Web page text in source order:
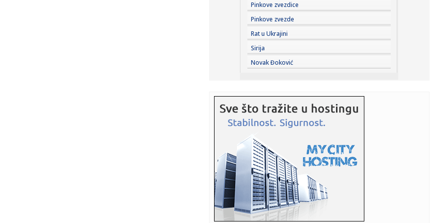
00:01:Na današnji dan, 7. avgust
23:59:U predgrađu Damaska podignut autobus u vazduh, dve
osobe poginul...
23:55:ROMAŠČENKO POSLE POTOPA U HUMSKOJ: Jedna stvar
posebno ga je ra...
23:48: Trener Tobola: "Hteli smo da Partizan napada po krilu"
23:47:
23:44:"Mesi bi bio Pikaso" VIDEO
23:41:Marinović nakon pobjede: Zaslužili smo još koji gol, ali
svaka...
23:41:Može li ljetna avantura ipak nekako prerasti u ozbiljnu
Pinkove zvezdice
Pinkove zvezde
Rat u Ukrajini
Sirija
Novak Đoković